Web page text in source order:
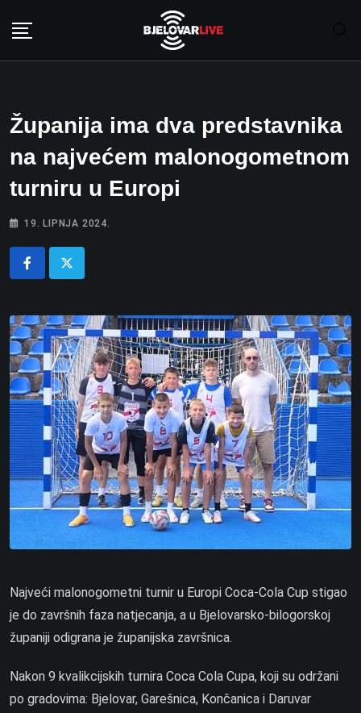
Županija ima dva predstavnika
na najvećem malonogometnom
turniru u Europi
19. LIPNJA 2024.
Najveći malonogometni turnir u Europi Coca-Cola Cup stigao
je do završnih faza natjecanja, a u Bjelovarsko-bilogorskoj
županiji odigrana je županijska završnica.
Nakon 9 kvalikcijskih turnira Coca Cola Cupa, koji su održani
po gradovima: Bjelovar, Garešnica, Končanica i Daruvar